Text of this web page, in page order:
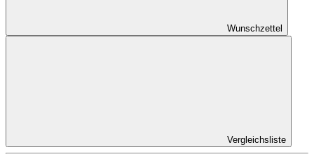
Wunschzettel
Vergleichsliste